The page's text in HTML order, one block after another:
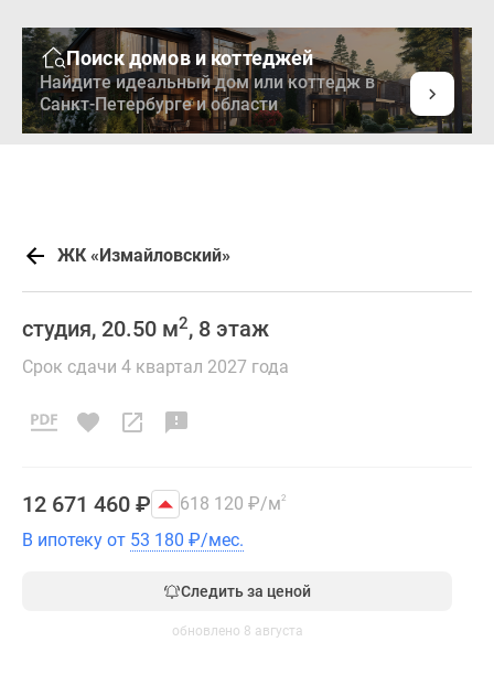
Поиск домов и коттеджей
Найдите идеальный дом или коттедж в
Санкт-Петербурге и области
ЖК «Измайловский»
студия, 20.50 м2, 8 этаж
Срок сдачи 4 квартал 2027 года
12 671 460 ₽ 618 120 ₽/м2
В ипотеку от 53 180 ₽/мес.
Следить за ценой
обновлено 8 августа